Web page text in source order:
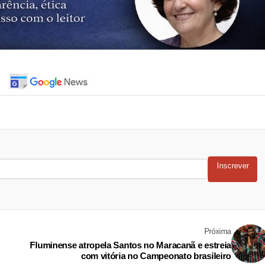
Inscrever
Próxima
Fluminense atropela Santos no Maracanã e estreia
com vitória no Campeonato brasileiro